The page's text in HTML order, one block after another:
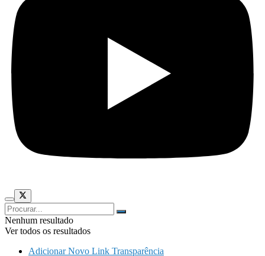
Nenhum resultado
Ver todos os resultados
Adicionar Novo Link Transparência